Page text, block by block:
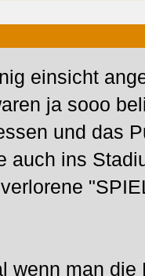
einsicht
ja sooo
und das
auch ins
wenn man